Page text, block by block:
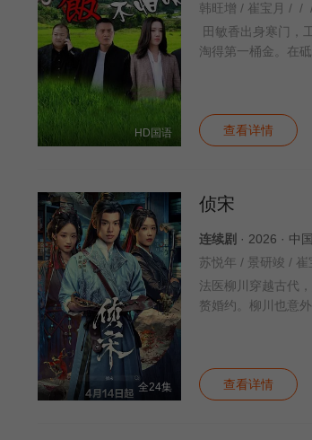
HD国语
韩旺增 / 崔宝月 / /
田敏香出身寒门，
淘得第一桶金。在
查看详情
全24集
侦宋
连续剧 · 2026 · 中
苏悦年 / 景研竣 /
法医柳川穿越古代
赘婚约。柳川也意
查看详情